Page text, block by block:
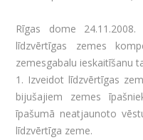
Rīgas dome
līdzvērtīgas zemes
zemesgabalu ieskaitīšanu
1. Izveidot līdzvērtīgas
bijušajiem zemes
īpašumā neatjaunoto
līdzvērtīga zeme.